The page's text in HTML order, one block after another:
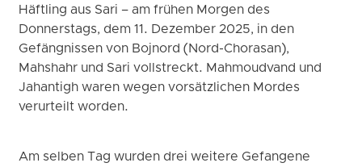
Häftling aus Sari – am frühen Morgen des
Donnerstags, dem 11. Dezember 2025, in den
Gefängnissen von Bojnord (Nord-Chorasan),
Mahshahr und Sari vollstreckt. Mahmoudvand und
Jahantigh waren wegen vorsätzlichen Mordes
verurteilt worden.
Am selben Tag wurden drei weitere Gefangene